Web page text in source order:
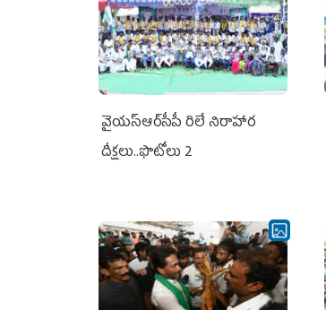
వైయ‌స్ఆర్‌సీపీ రిలే నిరాహార
దీక్షలు..ఫొటోలు 2